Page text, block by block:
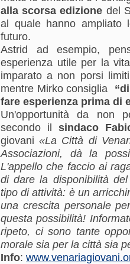
alla scorsa edizione del
al quale hanno ampliato
futuro.
Astrid ad esempio,
esperienza utile per la
imparato a non porsi
mentre Mirko consiglia
fare esperienza prima di
Un'opportunità da non
secondo il sindaco
giovani«La Città di
Associazioni, dà la
L'appello che faccio ai
di dare la disponibilità
tipo di attività: è un
una crescita personale
questa possibilità!
ripeto, ci sono tante
morale sia per la città sia
Info: